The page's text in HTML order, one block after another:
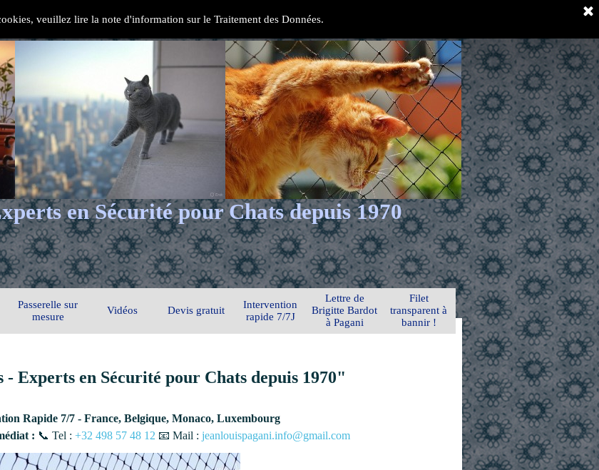
veuillez lire la note d'information sur le Traitement des Données.
en Sécurité pour Chats depuis 1970
Passerelle sur
mesure
Vidéos Devis gratuit
Intervention
rapide 7/7J
Lettre de
Brigitte Bardot
à Pagani
Filet
transparent à
bannir !
Experts en Sécurité pour Chats depuis 1970"
Rapide 7/7 - France, Belgique, Monaco, Luxembourg
: 📞 Tel : +32 498 57 48 12 📧 Mail : jeanlouispagani.info@gmail.com